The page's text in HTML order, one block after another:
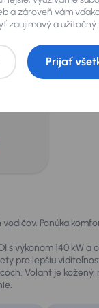
Ponúka
výkonom 140 kW a
pre lepšiu
Volant je
a zároveň vám
zaujímavý a užitočný.
Prijať